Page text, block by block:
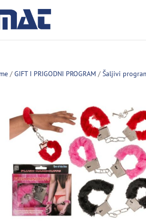
/GIFT I PRIGODNI PROGRAM /Šaljivi